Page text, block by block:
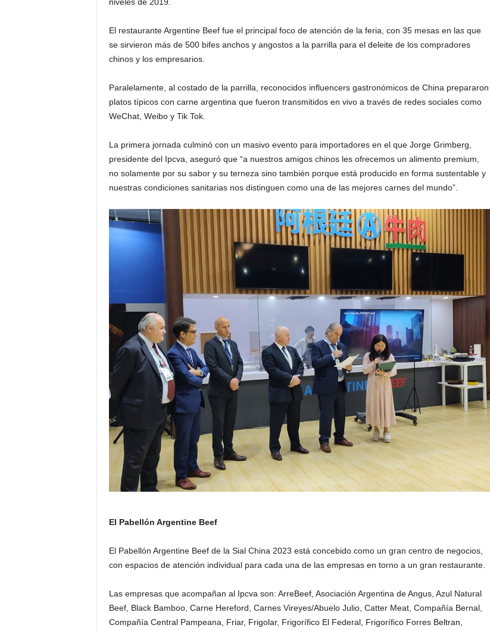
El restaurante Argentine Beef fue el principal foco de atención de la feria, con 35 mesas en las que
se sirvieron más de 500 bifes anchos y angostos a la parrilla para el deleite de los compradores
chinos y los empresarios.
Paralelamente, al costado de la parrilla, reconocidos influencers gastronómicos de China prepararon
platos típicos con carne argentina que fueron transmitidos en vivo a través de redes sociales como
WeChat, Weibo y Tik Tok.
La primera jornada culminó con un masivo evento para importadores en el que Jorge Grimberg,
presidente del Ipcva, aseguró que “a nuestros amigos chinos les ofrecemos un alimento premium,
no solamente por su sabor y su terneza sino también porque está producido en forma sustentable y
nuestras condiciones sanitarias nos distinguen como una de las mejores carnes del mundo”.
El Pabellón Argentine Beef
El Pabellón Argentine Beef de la Sial China 2023 está concebido como un gran centro de negocios,
con espacios de atención individual para cada una de las empresas en torno a un gran restaurante.
Las empresas que acompañan al Ipcva son: ArreBeef, Asociación Argentina de Angus, Azul Natural
Beef, Black Bamboo, Carne Hereford, Carnes Vireyes/Abuelo Julio, Catter Meat, Compañía Bernal,
Compañía Central Pampeana, Friar, Frigolar, Frigorífico El Federal, Frigorífico Forres Beltran,